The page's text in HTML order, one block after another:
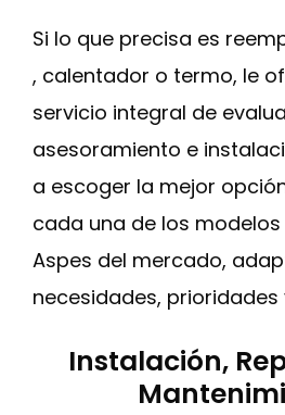
Si lo que precisa es
, calentador o termo, le
servicio integral de
asesoramiento e
a escoger la mejor
cada una de los
Aspes del mercado,
necesidades,
Instalación,